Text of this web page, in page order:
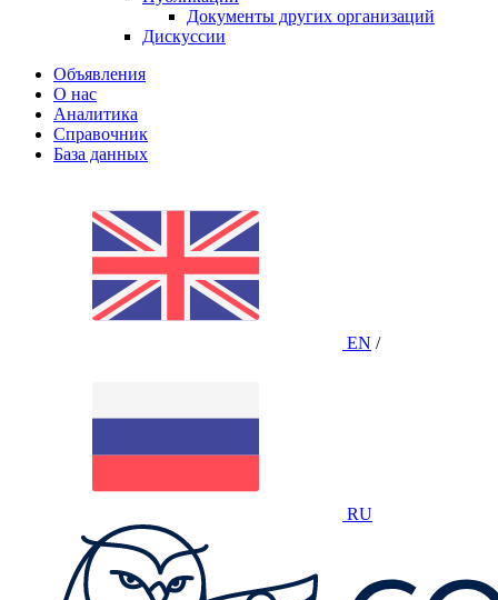
Документы других организаций
Дискуссии
Объявления
О нас
Аналитика
Справочник
База данных
EN /
RU